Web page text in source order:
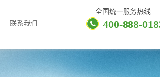
全国统一服务热线
400-888-
联系我们